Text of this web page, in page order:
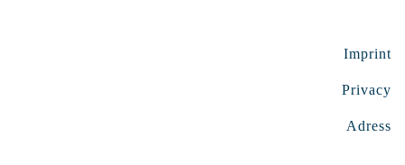
Imprint
Privacy
Adress